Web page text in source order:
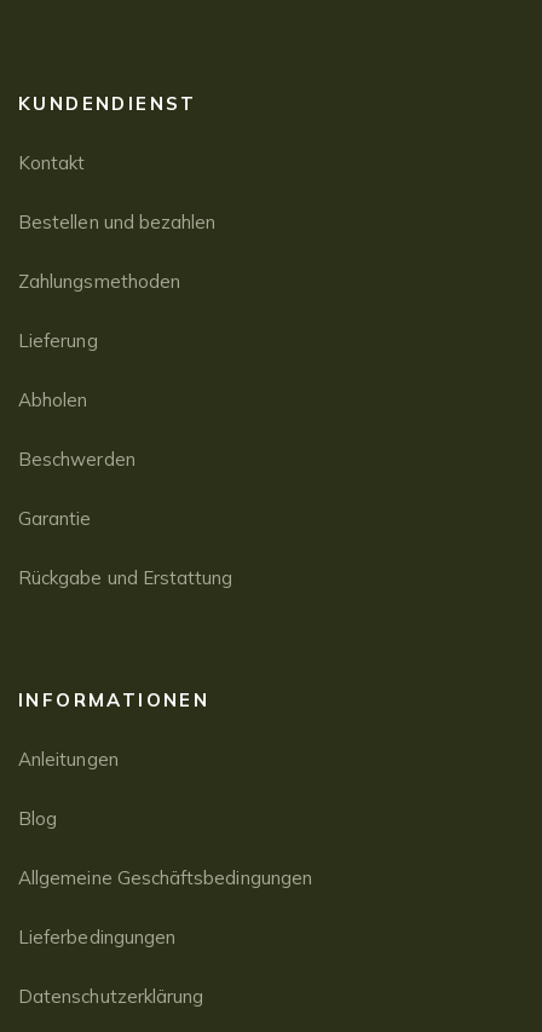
KUNDENDIENST
Kontakt
Bestellen und bezahlen
Zahlungsmethoden
Lieferung
Abholen
Beschwerden
Garantie
Rückgabe und Erstattung
INFORMATIONEN
Anleitungen
Blog
Allgemeine Geschäftsbedingungen
Lieferbedingungen
Datenschutzerklärung